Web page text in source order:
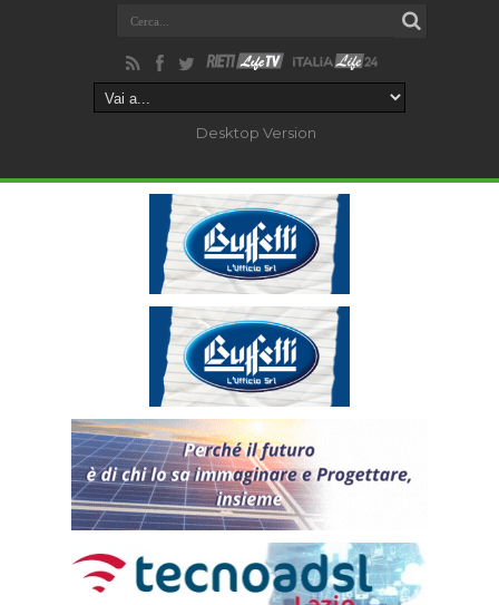
Desktop Version